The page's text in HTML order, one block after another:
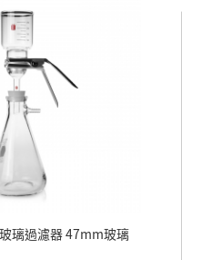
玻璃過濾器 47mm玻璃